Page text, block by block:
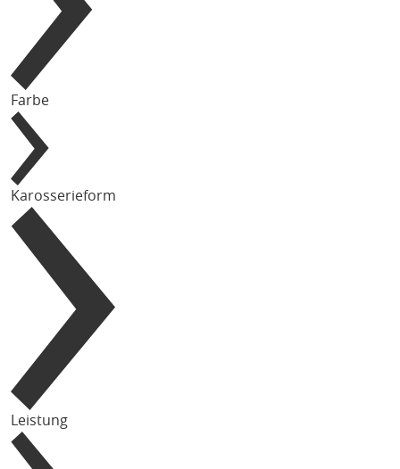
Farbe
Karosserieform
Leistung